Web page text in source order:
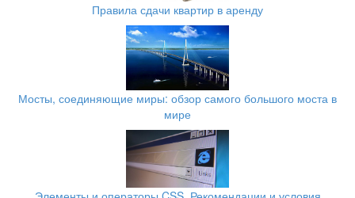
Правила сдачи квартир в аренду
Мосты, соединяющие миры: обзор самого большого моста в
мире